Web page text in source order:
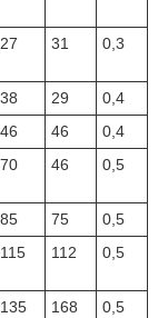
27 31 0,3
38 29
0,4
46 46
0,4
70 46 0,5
85 75
0,5
115 112 0,5
135 168 0,5